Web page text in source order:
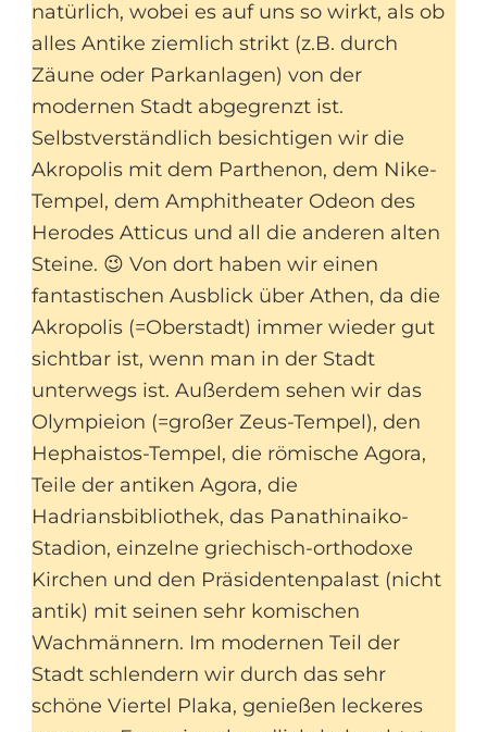
natürlich, wobei es auf uns so wirkt, als ob
alles Antike ziemlich strikt (z.B. durch
Zäune oder Parkanlagen) von der
modernen Stadt abgegrenzt ist.
Selbstverständlich besichtigen wir die
Akropolis mit dem Parthenon, dem Nike-
Tempel, dem Amphitheater Odeon des
Herodes Atticus und all die anderen alten
Steine. 😉 Von dort haben wir einen
fantastischen Ausblick über Athen, da die
Akropolis (=Oberstadt) immer wieder gut
sichtbar ist, wenn man in der Stadt
unterwegs ist. Außerdem sehen wir das
Olympieion (=großer Zeus-Tempel), den
Hephaistos-Tempel, die römische Agora,
Teile der antiken Agora, die
Hadriansbibliothek, das Panathinaiko-
Stadion, einzelne griechisch-orthodoxe
Kirchen und den Präsidentenpalast (nicht
antik) mit seinen sehr komischen
Wachmännern. Im modernen Teil der
Stadt schlendern wir durch das sehr
schöne Viertel Plaka, genießen leckeres